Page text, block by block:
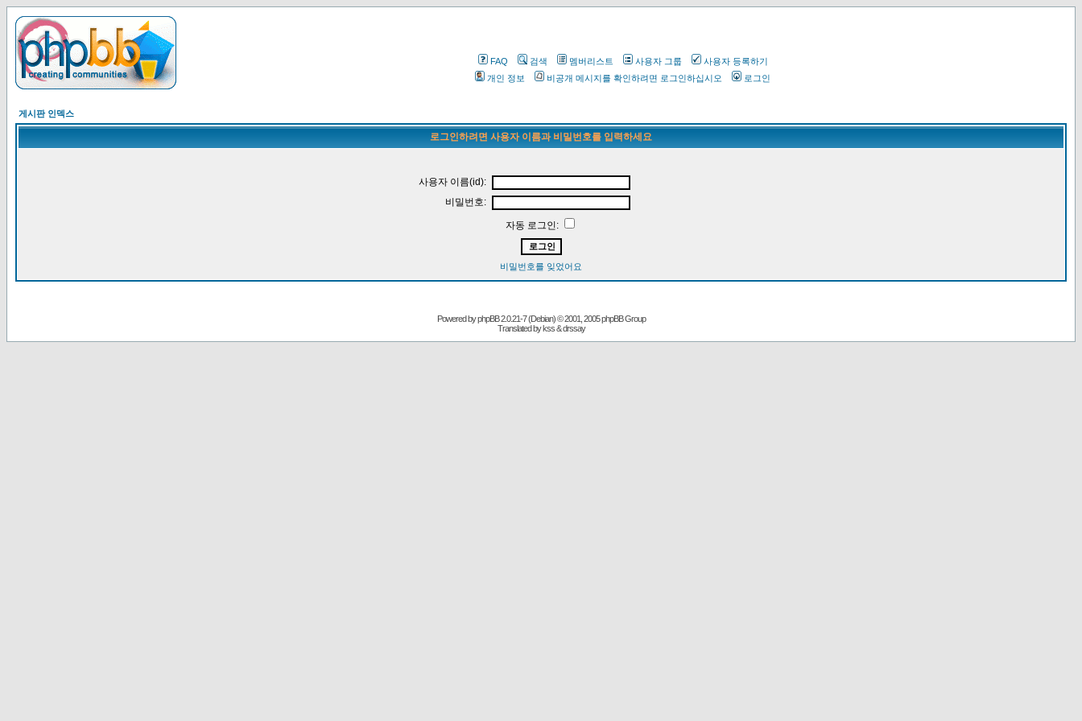
FAQ 검색 멤버리스트 사용자 그룹
사용자 등록하기
개인 정보
비공개 메시지를 확인하려면 로그인하십시오 로그인
게시판 인덱스
로그인하려면 사용자 이름과 비밀번호를 입력하세요
사용자 이름(id):
비밀번호:
자동 로그인:
비밀번호를 잊었어요
Powered byphpBB2.0.21-7 (Debian) © 2001, 2005 phpBB Group
Translated by kss & drssay